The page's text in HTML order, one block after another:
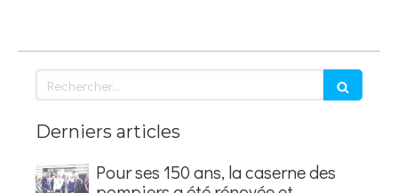
Rechercher
Derniers articles
Pour ses 150 ans, la caserne des